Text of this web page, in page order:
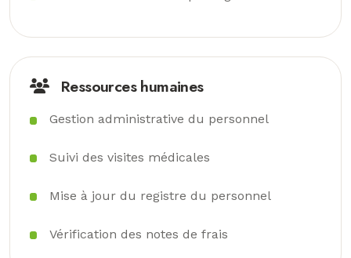
Ressources humaines
Gestion administrative du personnel
Suivi des visites médicales
Mise à jour du registre du personnel
Vérification des notes de frais